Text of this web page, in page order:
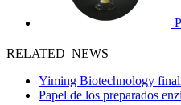
RELATED_NEWS
Yiming Biotechnology
Papel de los preparados